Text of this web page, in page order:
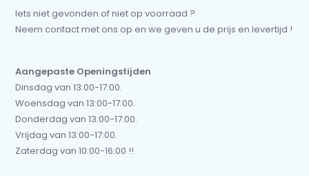
Iets niet gevonden of niet op voorraad ?
Neem contact met ons op en we geven u de prijs en levertijd !
Aangepaste Openingstijden
Dinsdag van 13:00-17:00.
Woensdag van 13:00-17:00.
Donderdag van 13:00-17:00.
Vrijdag van 13:00-17:00.
Zaterdag van 10:00-16:00 !!